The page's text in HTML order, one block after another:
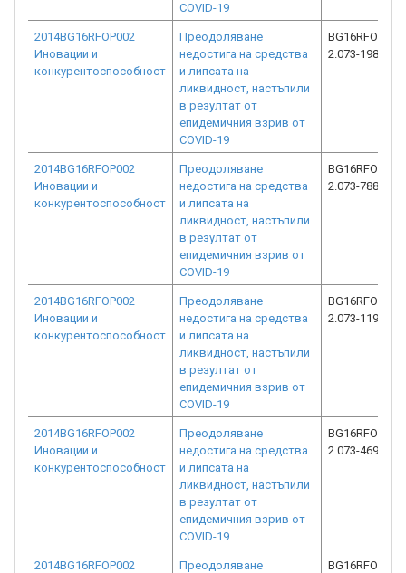
COVID-19
2014BG16RFOP002
Иновации и
конкурентоспособност
Преодоляване
недостига на средства
и липсата на
ликвидност, настъпили
в резултат от
епидемичния взрив от
COVID-19
BG16RFOP002-
2.073-1983-
2014BG16RFOP002
Иновации и
конкурентоспособност
Преодоляване
недостига на средства
и липсата на
ликвидност, настъпили
в резултат от
епидемичния взрив от
COVID-19
BG16RFOP002-
2.073-7884-
2014BG16RFOP002
Иновации и
конкурентоспособност
Преодоляване
недостига на средства
и липсата на
ликвидност, настъпили
в резултат от
епидемичния взрив от
COVID-19
BG16RFOP002-
2.073-11931-
2014BG16RFOP002
Иновации и
конкурентоспособност
Преодоляване
недостига на средства
и липсата на
ликвидност, настъпили
в резултат от
епидемичния взрив от
COVID-19
BG16RFOP002-
2.073-4690-
2014BG16RFOP002
Преодоляване
BG16RFOP002-